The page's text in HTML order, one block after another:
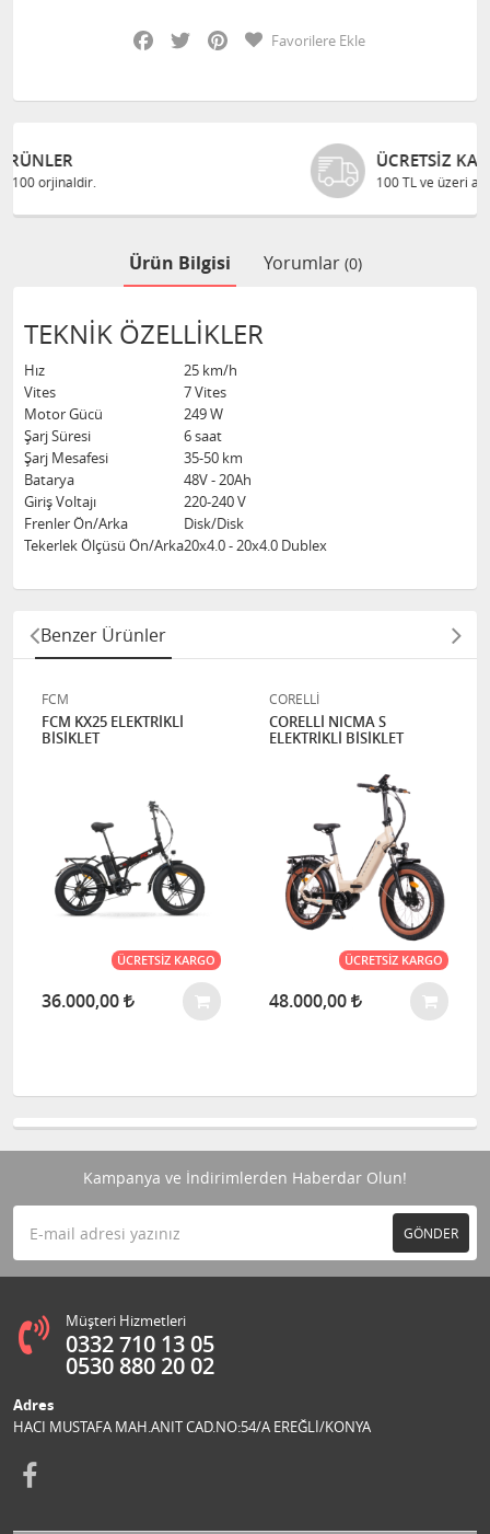
Facebook
Twitter PinterestFavorilere Ekle
ÜCRETSIZ KARGO
100 TL ve üzeri alışverişlerinizde
Ürün Bilgisi Yorumlar (0)
TEKNİK ÖZELLİKLER
Hız
25 km/h
Vites
7 Vites
Motor Gücü
249 W
Şarj Süresi
6 saat
Şarj Mesafesi
35-50 km
Batarya
48V - 20Ah
Giriş Voltajı
220-240 V
Frenler Ön/Arka
Disk/Disk
Tekerlek Ölçüsü Ön/Arka20x4.0 - 20x4.0 Dublex
Benzer Ürünler
FCM
FCM KX25 ELEKTRİKLİ
BİSİKLET
ÜCRETSIZ KARGO
36.000,00
CORELLİ
CORELLİ NICMA S
ELEKTRİKLİ BİSİKLET
ÜCRETSIZ KARGO
48.000,00
Kampanya ve İndirimlerden Haberdar Olun!
GÖNDER
Müşteri Hizmetleri
0332 710 13 05
0530 880 20 02
Adres
HACI MUSTAFA MAH.ANIT CAD.NO:54/A EREĞLİ/KONYA